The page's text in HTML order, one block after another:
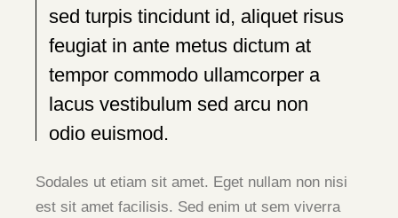
sed turpis tincidunt id, aliquet risus
feugiat in ante metus dictum at
tempor commodo ullamcorper a
lacus vestibulum sed arcu non
odio euismod.
Sodales ut etiam sit amet. Eget nullam non nisi
est sit amet facilisis. Sed enim ut sem viverra